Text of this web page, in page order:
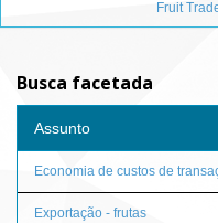
Fruit
Busca facetada
Assunto
Economia de custos de
Exportação - frutas